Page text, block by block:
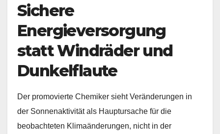
Sichere
Energieversorgung
statt Windräder und
Dunkelflaute
Der promovierte Chemiker sieht Veränderungen in
der Sonnenaktivität als Hauptursache für die
beobachteten Klimaänderungen, nicht in der